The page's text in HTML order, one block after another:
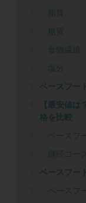
脂質
糖質
食物繊維
塩分
ベースフー
【最安値
格を比較
ベースフ
継続コー
ベースフー
ベースフ